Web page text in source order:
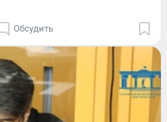
Обсудить